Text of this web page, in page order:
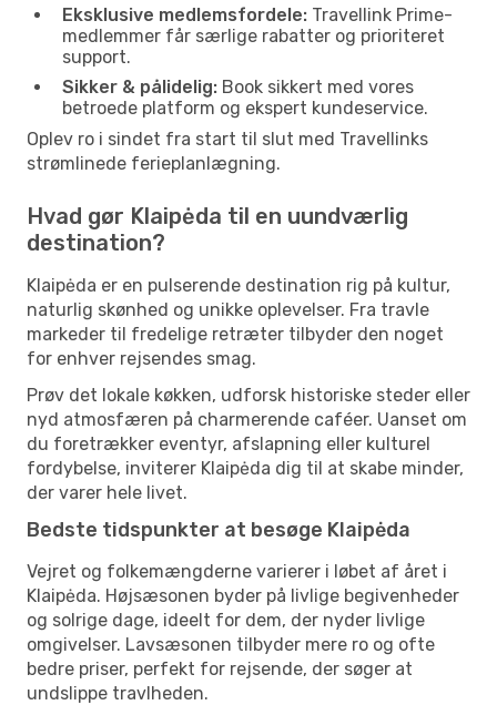
Eksklusive medlemsfordele: Travellink Prime-
medlemmer får særlige rabatter og prioriteret
support.
Sikker & pålidelig: Book sikkert med vores
betroede platform og ekspert kundeservice.
Oplev ro i sindet fra start til slut med Travellinks
strømlinede ferieplanlægning.
Hvad gør Klaipėda til en uundværlig
destination?
Klaipėda er en pulserende destination rig på kultur,
naturlig skønhed og unikke oplevelser. Fra travle
markeder til fredelige retræter tilbyder den noget
for enhver rejsendes smag.
Prøv det lokale køkken, udforsk historiske steder eller
nyd atmosfæren på charmerende caféer. Uanset om
du foretrækker eventyr, afslapning eller kulturel
fordybelse, inviterer Klaipėda dig til at skabe minder,
der varer hele livet.
Bedste tidspunkter at besøge Klaipėda
Vejret og folkemængderne varierer i løbet af året i
Klaipėda. Højsæsonen byder på livlige begivenheder
og solrige dage, ideelt for dem, der nyder livlige
omgivelser. Lavsæsonen tilbyder mere ro og ofte
bedre priser, perfekt for rejsende, der søger at
undslippe travlheden.